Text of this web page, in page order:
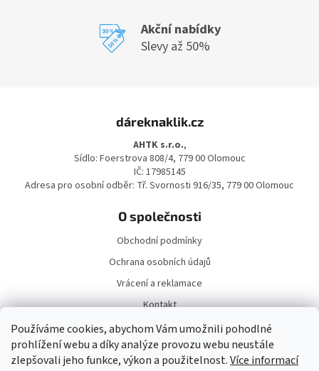
Používáme cookies, abychom Vám umožnili pohodlné
prohlížení webu a díky analýze provozu webu neustále
zlepšovali jeho funkce, výkon a použitelnost.Více informací
Akční nabídky
Slevy až 50%
dáreknaklik.cz
AHTK s.r.o.,
Sídlo: Foerstrova 808/4, 779 00 Olomouc
IČ: 17985145
Adresa pro osobní odběr: Tř. Svornosti 916/35, 779 00 Olomouc
O společnosti
Obchodní podmínky
Ochrana osobních údajů
Vrácení a reklamace
Kontakt
Doprava a platba